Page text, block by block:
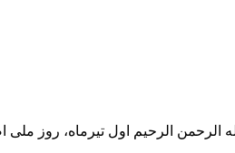
الرحمن الرحیم اول تیرماه، روز